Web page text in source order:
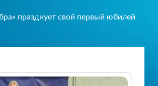
празднует свой первый юбилей